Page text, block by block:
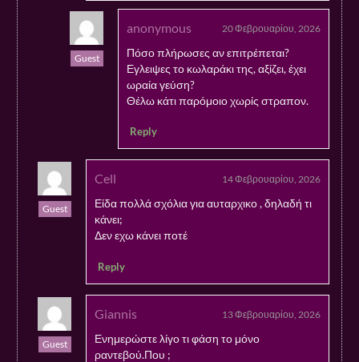
Guest
anonymous 20 Φεβρουαρίου, 2026
Πόσο πλήρωσες αν επιτρέπεται?
Εγλειψες το κωλαράκι της, αξίζει, έχει
ωραία γεύση?
Θέλω κάτι παρόμοιο χωρίς στραπον.
Reply
Guest
Cell 14 Φεβρουαρίου, 2026
Είδα πολλά σχόλια για αυταρχικο , δηλαδή τι
κάνει;
Δεν εχω κάνει ποτέ
Reply
Guest
Giannis 13 Φεβρουαρίου, 2026
Ενημερώστε λίγο τι φάση το μόνο
ραντεβού.Που ;